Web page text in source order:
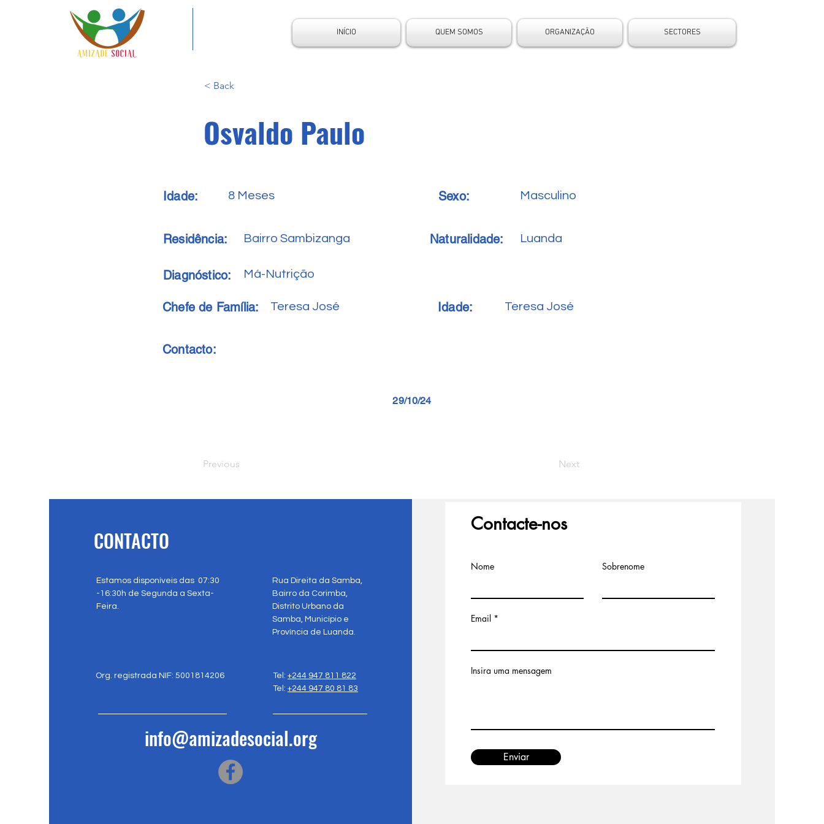
INÍCIO QUEM SOMOS ORGANIZAÇÃO SECTORES
< Back
Osvaldo Paulo
Idade: 8 Meses Sexo: Masculino
Residência: Bairro Sambizanga Naturalidade: Luanda
Diagnóstico: Má-Nutrição
Chefe de Família: Teresa José Idade: Teresa José
Contacto:
29/10/24
Previous Next
CONTACTO
Estamos disponíveis das 07:30
-16:30h de Segunda a Sexta-
Feira.
Rua Direita da Samba,
Bairro da Corimba,
Distrito Urbano da
Samba, Município e
Província de Luanda.
Org. registrada NIF: 5001814206 Tel: +244 947 811 822
Tel: +244 947 80 81 83
info@amizadesocial.org
Contacte-nos
Nome Sobrenome
Email
Insira uma mensagem
Enviar